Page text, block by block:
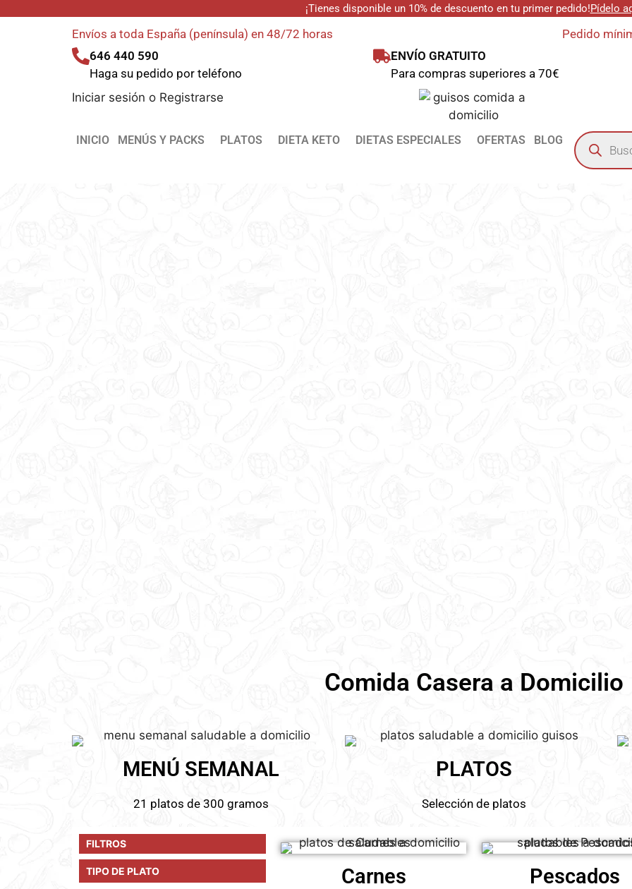
¡Tienes disponible un 10% de descuento en tu primer pedido!Pídelo
Envíos a toda España (península) en 48/72 horas
Pedido
646 440 590
Haga su pedido por teléfono
ENVÍO GRATUITO
Para compras superiores a 70€
Iniciar sesión o Registrarse
INICIO MENÚS Y PACKS PLATOS DIETA KETO DIETAS ESPECIALES OFERTAS BLOG
Comida Casera a Domicilio
MENÚ SEMANAL
21 platos de 300 gramos
PLATOS
Selección de platos
FILTROS
TIPO DE PLATO Carnes Pescados